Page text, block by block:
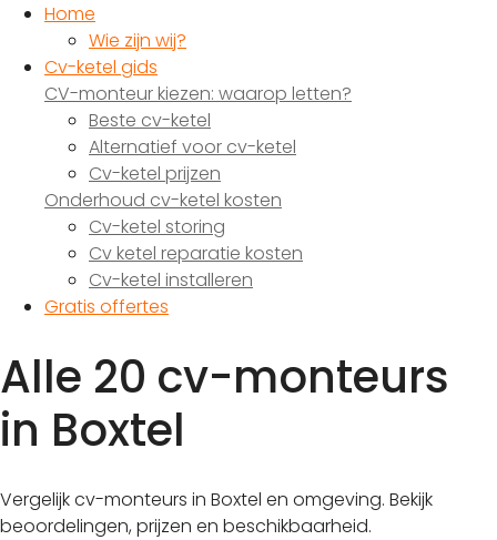
Home
Wie zijn wij?
Cv-ketel gids
CV-monteur kiezen: waarop letten?
Beste cv-ketel
Alternatief voor cv-ketel
Cv-ketel prijzen
Onderhoud cv-ketel kosten
Cv-ketel storing
Cv ketel reparatie kosten
Cv-ketel installeren
Gratis offertes
Alle 20 cv-monteurs
in Boxtel
Vergelijk cv-monteurs in Boxtel en omgeving. Bekijk
beoordelingen, prijzen en beschikbaarheid.